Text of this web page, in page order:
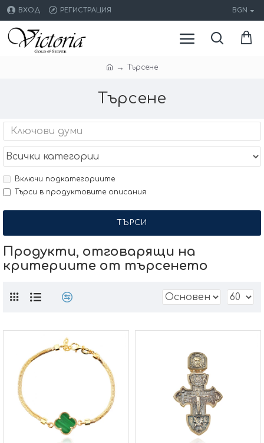
ВХОД РЕГИСТРАЦИЯ BGN
Търсене
Търсене
Включи подкатегориите
Търси в продуктовите описания
ТЪРСИ
Продукти, отговарящи на
критериите от търсенето